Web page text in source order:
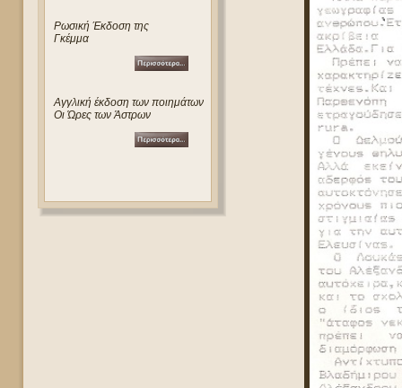
Ρωσική Έκδοση της
Γκέμμα
Αγγλική έκδοση των ποιημάτων
Οι Ώρες των Άστρων